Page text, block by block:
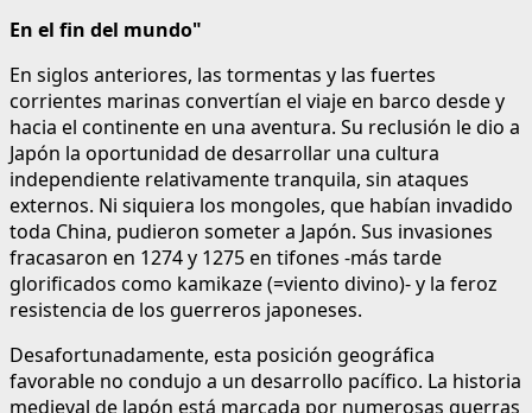
En el fin del mundo"
En siglos anteriores, las tormentas y las fuertes
corrientes marinas convertían el viaje en barco desde y
hacia el continente en una aventura. Su reclusión le dio a
Japón la oportunidad de desarrollar una cultura
independiente relativamente tranquila, sin ataques
externos. Ni siquiera los mongoles, que habían invadido
toda China, pudieron someter a Japón. Sus invasiones
fracasaron en 1274 y 1275 en tifones -más tarde
glorificados como kamikaze (=viento divino)- y la feroz
resistencia de los guerreros japoneses.
Desafortunadamente, esta posición geográfica
favorable no condujo a un desarrollo pacífico. La historia
medieval de Japón está marcada por numerosas guerras